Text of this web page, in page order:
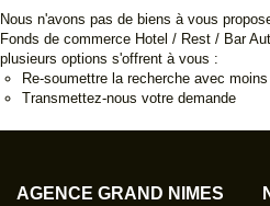
Nous n'avons pas de biens à vous
Fonds de commerce Hotel / Rest / Bar
plusieurs options s'offrent à vous :
Re-soumettre la recherche avec
Transmettez-nous votre demande
AGENCE GRAND NÎMES